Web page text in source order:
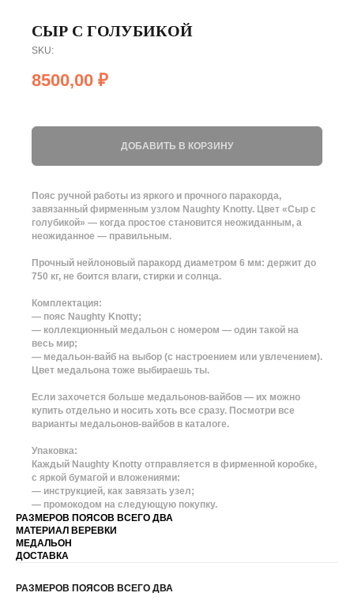
СЫР С ГОЛУБИКОЙ
SKU:
8500,00 ₽
ДОБАВИТЬ В КОРЗИНУ
Пояс ручной работы из яркого и прочного паракорда,
завязанный фирменным узлом Naughty Knotty. Цвет «Сыр с
голубикой» — когда простое становится неожиданным, а
неожиданное — правильным.
Прочный нейлоновый паракорд диаметром 6 мм: держит до
750 кг, не боится влаги, стирки и солнца.
Комплектация:
— пояс Naughty Knotty;
— коллекционный медальон с номером — один такой на
весь мир;
— медальон-вайб на выбор (с настроением или увлечением).
Цвет медальона тоже выбираешь ты.
Если захочется больше медальонов-вайбов — их можно
купить отдельно и носить хоть все сразу. Посмотри все
варианты медальонов-вайбов в каталоге.
Упаковка:
Каждый Naughty Knotty отправляется в фирменной коробке,
с яркой бумагой и вложениями:
— инструкцией, как завязать узел;
— промокодом на следующую покупку.
РАЗМЕРОВ ПОЯСОВ ВСЕГО ДВА
МАТЕРИАЛ ВЕРЕВКИ
МЕДАЛЬОН
ДОСТАВКА
РАЗМЕРОВ ПОЯСОВ ВСЕГО ДВА